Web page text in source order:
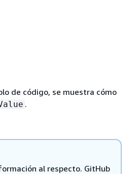
de código, se muestra cómo
.
al respecto. GitHub